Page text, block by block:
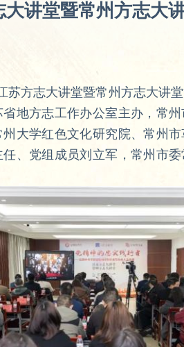
大讲堂暨常州方志大
方志大讲堂暨常州方志大讲堂
地方志工作办公室主办，常
大学红色文化研究院、常州
、党组成员刘立军，常州市